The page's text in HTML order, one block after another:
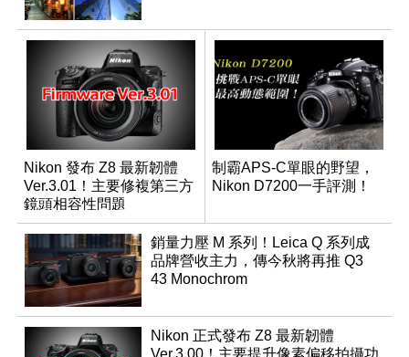
Nikon 發布 Z8 最新韌體
Ver.3.01！主要修複第三方
鏡頭相容性問題
制霸APS-C單眼的野望，
Nikon D7200一手評測！
銷量力壓 M 系列！Leica Q 系列成
品牌營收主力，傳今秋將再推 Q3
43 Monochrom
Nikon 正式發布 Z8 最新韌體